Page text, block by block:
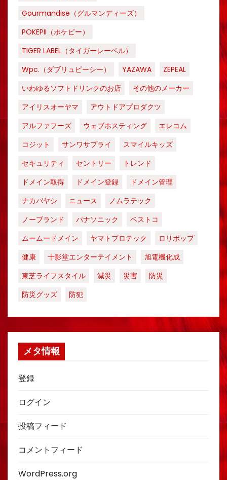
Gourmandise（グルマンディーズ）
POKEPII（ポケピー）
TIGER LABEL（タイガーレーベル）
Wpc.（ダブリュピーシー）
YAZAWA
ZEPEAL
いわゆるソフトドリンクのお店
その他のメーカー
アイリスオーヤマ
アウトドアプロダクツ
アルファフーズ
ウェブホスティング
エレコム
コジット
サンワサプライ
スマイルキッズ
セキュリティ
セントリー
トレンド
ドメイン取得
ドメイン登録
ドメイン管理
ナカバヤシ
ニュース
ノムラテック
ノーブランド
パナソニック
ベストコ
ムームードメイン
ヤマトプロテック
ロリポップ
健康
十影堂エンターテイメント
旭電機化成
東芝ライフスタイル
減災 災害
防災
防災グッズ
防犯
メタ情報
登録
ログイン
投稿フィード
コメントフィード
WordPress.org